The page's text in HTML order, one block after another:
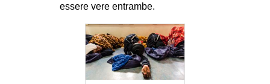
essere vere entrambe.